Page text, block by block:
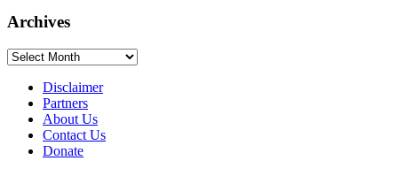
Archives
Archives
Disclaimer
Partners
About Us
Contact Us
Donate